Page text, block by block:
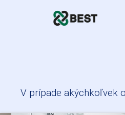
V prípade akýchkoľvek